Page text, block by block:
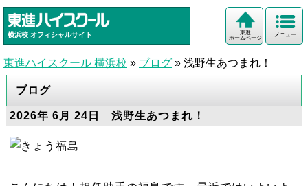
横浜校 オフィシャルサイト メニュー
東進
ホームページ
東進ハイスクール 横浜校 » ブログ » 浅野生あつまれ！
ブログ
2026年 6月 24日 浅野生あつまれ！